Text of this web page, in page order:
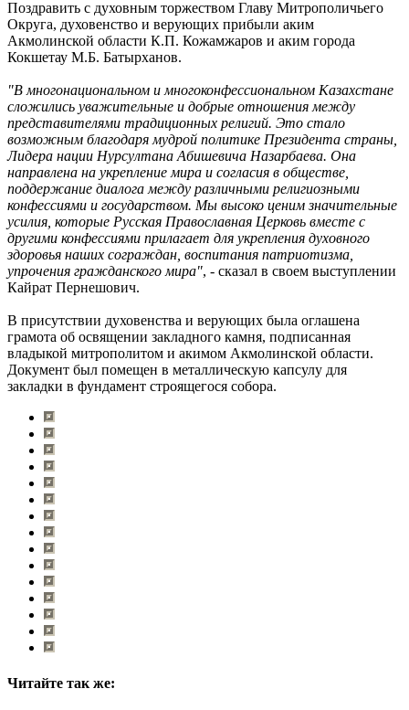
Поздравить с духовным торжеством Главу Митрополичьего
Округа, духовенство и верующих прибыли аким
Акмолинской области К.П. Кожамжаров и аким города
Кокшетау М.Б. Батырханов.
"В многонациональном и многоконфессиональном Казахстане
сложились уважительные и добрые отношения между
представителями традиционных религий. Это стало
возможным благодаря мудрой политике Президента страны,
Лидера нации Нурсултана Абишевича Назарбаева. Она
направлена на укрепление мира и согласия в обществе,
поддержание диалога между различными религиозными
конфессиями и государством. Мы высоко ценим значительные
усилия, которые Русская Православная Церковь вместе с
другими конфессиями прилагает для укрепления духовного
здоровья наших сограждан, воспитания патриотизма,
упрочения гражданского мира", - сказал в своем выступлении
Кайрат Пернешович.
В присутствии духовенства и верующих была оглашена
грамота об освящении закладного камня, подписанная
владыкой митрополитом и акимом Акмолинской области.
Документ был помещен в металлическую капсулу для
закладки в фундамент строящегося собора.
Читайте так же: